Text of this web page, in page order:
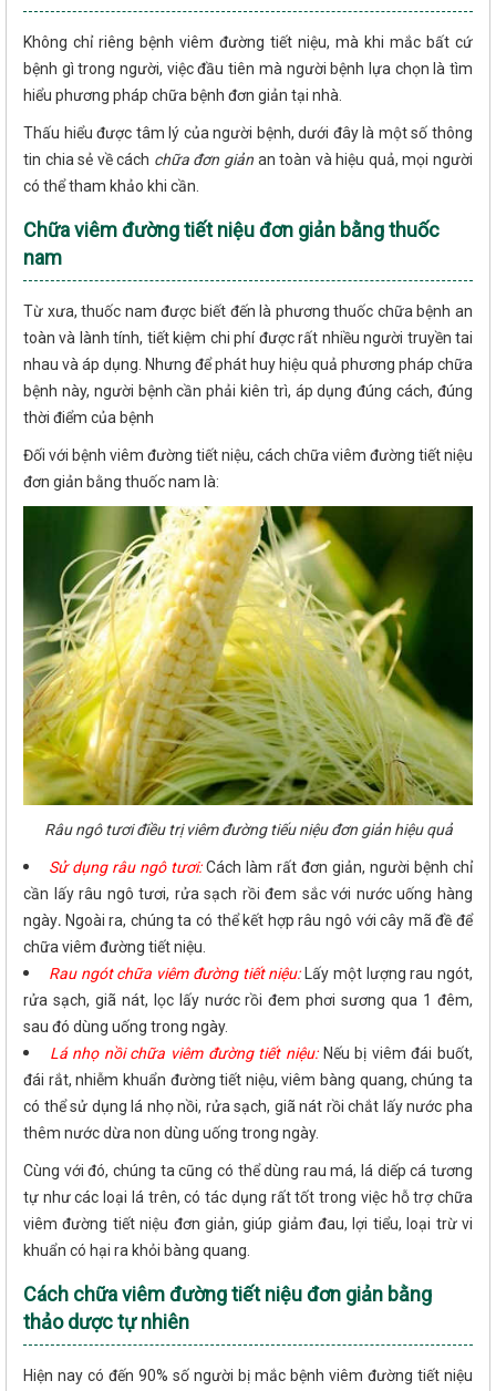
Không chỉ riêng bệnh viêm đường tiết niệu, mà khi mắc bất cứ
bệnh gì trong người, việc đầu tiên mà người bệnh lựa chọn là tìm
hiểu phương pháp chữa bệnh đơn giản tại nhà.
Thấu hiểu được tâm lý của người bệnh, dưới đây là một số thông
tin chia sẻ về cách chữa đơn giản an toàn và hiệu quả, mọi người
có thể tham khảo khi cần.
Chữa viêm đường tiết niệu đơn giản bằng thuốc
nam
Từ xưa, thuốc nam được biết đến là phương thuốc chữa bệnh an
toàn và lành tính, tiết kiệm chi phí được rất nhiều người truyền tai
nhau và áp dụng. Nhưng để phát huy hiệu quả phương pháp chữa
bệnh này, người bệnh cần phải kiên trì, áp dụng đúng cách, đúng
thời điểm của bệnh
Đối với bệnh viêm đường tiết niệu, cách chữa viêm đường tiết niệu
đơn giản bằng thuốc nam là:
Râu ngô tươi điều trị viêm đường tiếu niệu đơn giản hiệu quả
Sử dụng râu ngô tươi:Cách làm rất đơn giản, người bệnh chỉ
cần lấy râu ngô tươi, rửa sạch rồi đem sắc với nước uống hàng
ngày. Ngoài ra, chúng ta có thể kết hợp râu ngô với cây mã đề để
chữa viêm đường tiết niệu.
Rau ngót chữa viêm đường tiết niệu:Lấy một lượng rau ngót,
rửa sạch, giã nát, lọc lấy nước rồi đem phơi sương qua 1 đêm,
sau đó dùng uống trong ngày.
Lá nhọ nồi chữa viêm đường tiết niệu: Nếu bị viêm đái buốt,
đái rắt, nhiễm khuẩn đường tiết niệu, viêm bàng quang, chúng ta
có thể sử dụng lá nhọ nồi, rửa sạch, giã nát rồi chắt lấy nước pha
thêm nước dừa non dùng uống trong ngày.
Cùng với đó, chúng ta cũng có thể dùng rau má, lá diếp cá tương
tự như các loại lá trên, có tác dụng rất tốt trong việc hỗ trợ chữa
viêm đường tiết niệu đơn giản, giúp giảm đau, lợi tiểu, loại trừ vi
khuẩn có hại ra khỏi bàng quang.
Cách chữa viêm đường tiết niệu đơn giản bằng
thảo dược tự nhiên
Hiện nay có đến 90% số người bị mắc bệnh viêm đường tiết niệu